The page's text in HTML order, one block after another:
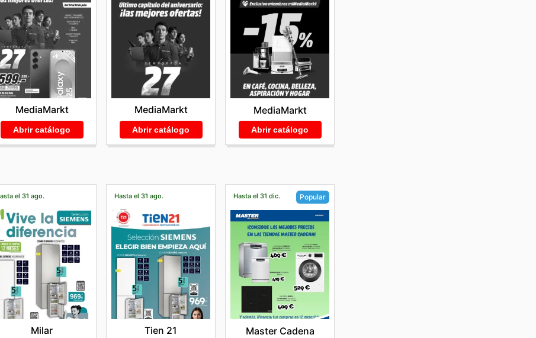
MediaMarkt
Abrir catálogo
MediaMarkt
Abrir catálogo
MediaMarkt
Abrir catálogo
el 31 ago.
Milar
Hasta el 31 ago.
Tien 21
Hasta el 31 dic. Popular
Master Cadena